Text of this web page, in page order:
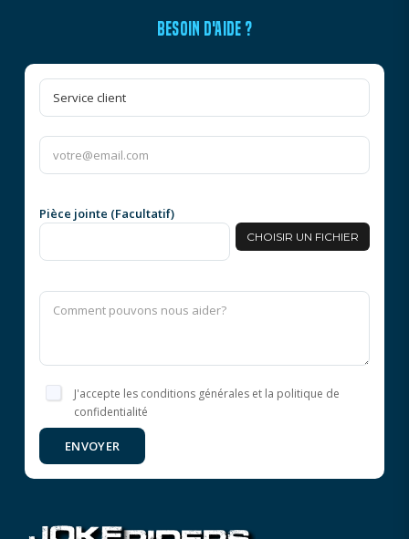
BESOIN D'AIDE ?
Pièce jointe (Facultatif)
CHOISIR UN FICHIER
J'accepte les conditions générales et la politique de
confidentialité
ENVOYER